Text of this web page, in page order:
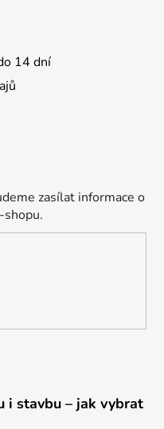
14 dní
zasílat informace o
shopu.
i stavbu – jak vybrat